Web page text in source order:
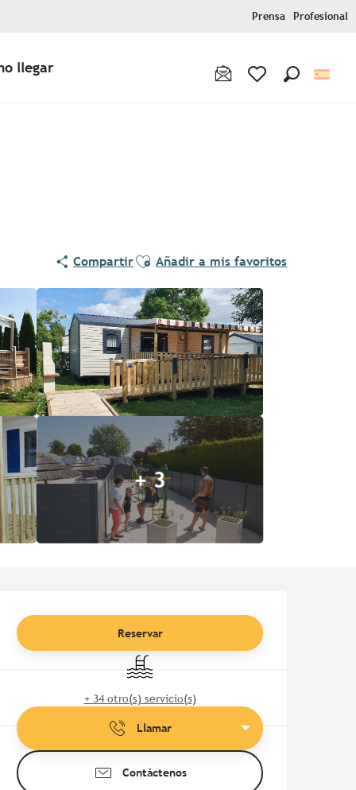
Prensa Profesional
llegar
CompartirAjouter aux favoris
Añadir a mis favoritos
+ 3
y datos de
Reservar
Piscina
+ 34 otro(s) servicio(s)
Llamar
Contáctenos